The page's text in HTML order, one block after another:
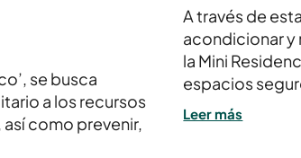
se busca
a los recursos
como prevenir,
A través de
acondicionar y
la Mini
espacios
Leer más